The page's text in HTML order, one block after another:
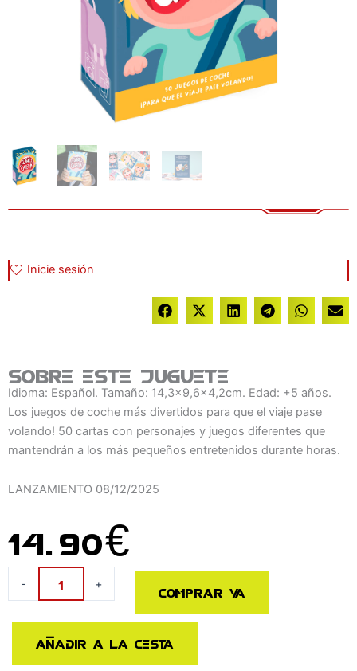
Inicie sesión
Sobre este juguete
Idioma: Español. Tamaño: 14,3x9,6x4,2cm. Edad: +5 años.
Los juegos de coche más divertidos para que el viaje pase
volando! 50 cartas con personajes y juegos diferentes que
mantendrán a los más pequeños entretenidos durante horas.
LANZAMIENTO 08/12/2025
14.90€
-
español
cantidad
+ Comprar ya
Añadir a la cesta